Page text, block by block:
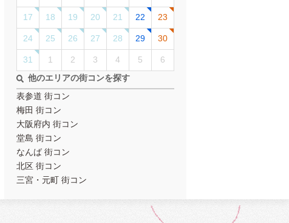
17 18 19 20 21 22 23
24 25 26 27 28 29 30
31 1 2 3 4 5
6
他のエリアの街コンを探す
表参道 街コン
梅田 街コン
大阪府内 街コン
堂島 街コン
なんば 街コン
北区 街コン
三宮・元町 街コン